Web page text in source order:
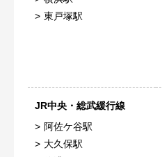
東戸塚駅
JR中央・総武緩行線
阿佐ケ谷駅
大久保駅